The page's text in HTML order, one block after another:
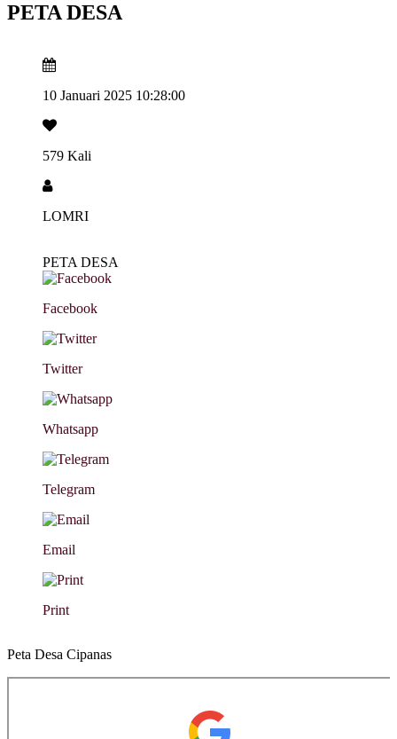
PETA DESA
10 Januari 2025 10:28:00
579 Kali
LOMRI
PETA DESA
Facebook
Twitter
Whatsapp
Telegram
Email
Print
Peta Desa Cipanas